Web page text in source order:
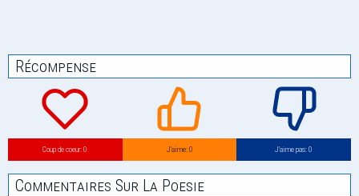
Récompense
Coup de coeur: 0 J’aime: 0 J’aime pas: 0
Commentaires Sur La Poesie